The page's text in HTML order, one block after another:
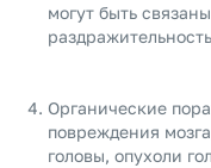
могут быть
Органические
повреждения
головы, опухоли